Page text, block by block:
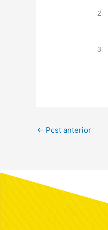
2-
3-
← Post anterior